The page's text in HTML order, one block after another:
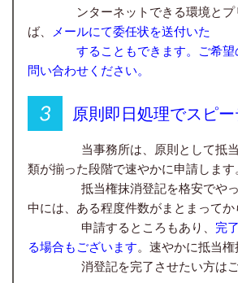
ンターネットできる環境とプリ
ば、
メールにて委任状を送付いた
することもできます。ご希望の
問い合わせください。
原則即日処理でスピ
当事務所は、原則として抵
類が揃った段階で速やかに申請します
抵当権抹消登記を格安でやっ
中には、ある程度件数がまとまってか
申請するところもあり、 完
る場合もございます 。速やかに抵当権
消登記を完了させたい方はご依